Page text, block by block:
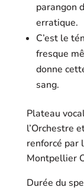
parangon
erratique.
C’est le
fresque
donne
sang.
Plateau
l’Orchestre
renforcé par
Montpellier
Durée du